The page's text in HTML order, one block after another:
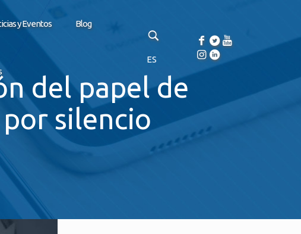
y Eventos Blog
ES
del papel de
silencio